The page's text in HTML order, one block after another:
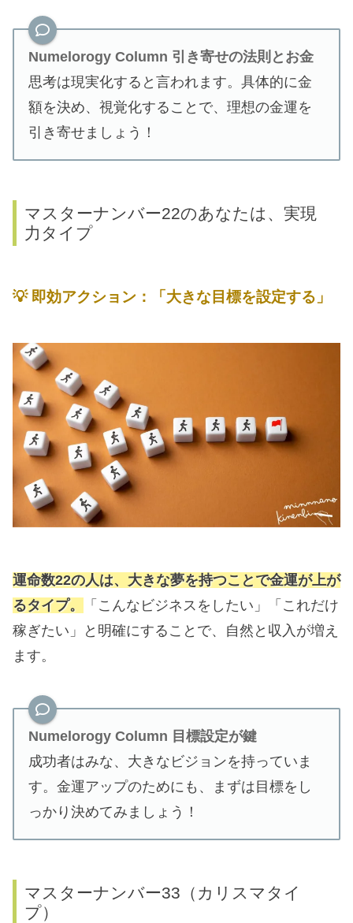
Numelorogy Column 引き寄せの法則とお金
思考は現実化すると言われます。具体的に金
額を決め、視覚化することで、理想の金運を
引き寄せましょう！
マスターナンバー22のあなたは、実現
力タイプ
💡 即効アクション：「大きな目標を設定する」
運命数22の人は、大きな夢を持つことで金運が上が
るタイプ。
「こんなビジネスをしたい」「これだけ
稼ぎたい」と明確にすることで、自然と収入が増え
ます。
Numelorogy Column 目標設定が鍵
成功者はみな、大きなビジョンを持っていま
す。金運アップのためにも、まずは目標をし
っかり決めてみましょう！
マスターナンバー33（カリスマタイ
プ）